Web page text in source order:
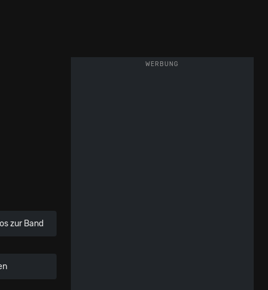
WERBUNG
zur Band